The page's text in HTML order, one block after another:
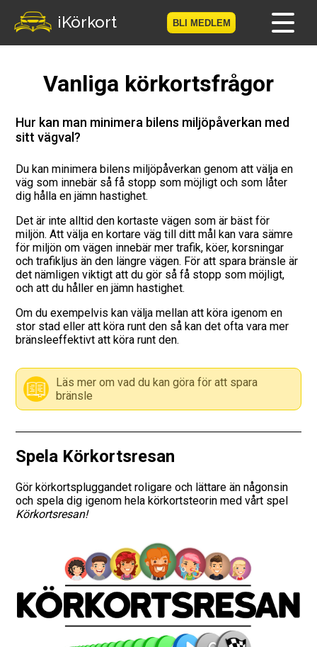
iKörkort BLI MEDLEM
Hem
Prov
Vägmärkesspelet
Körkortsteori
Checklista för ditt körkort
Vägmärken
Hitta trafikskola
Presentkort
Language
Vanliga körkortsfrågor
Hur kan man minimera bilens miljöpåverkan med
sitt vägval?
Du kan minimera bilens miljöpåverkan genom att välja en
väg som innebär så få stopp som möjligt och som låter
dig hålla en jämn hastighet.
Det är inte alltid den kortaste vägen som är bäst för
miljön. Att välja en kortare väg till ditt mål kan vara sämre
för miljön om vägen innebär mer trafik, köer, korsningar
och trafikljus än den längre vägen. För att spara bränsle är
det nämligen viktigt att du gör så få stopp som möjligt,
och att du håller en jämn hastighet.
Om du exempelvis kan välja mellan att köra igenom en
stor stad eller att köra runt den så kan det ofta vara mer
bränsleeffektivt att köra runt den.
Läs mer om vad du kan göra för att spara
bränsle
Spela Körkortsresan
Gör körkortspluggandet roligare och lättare än någonsin
och spela dig igenom hela körkortsteorin med vårt spel
Körkortsresan!